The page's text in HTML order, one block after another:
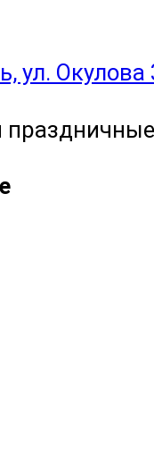
ул. Окулова